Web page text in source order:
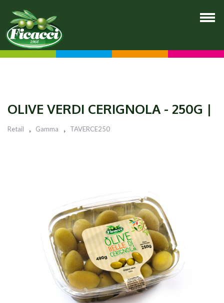
OLIVE VERDI CERIGNOLA - 250G |
Retail Gamma TAVERCE250